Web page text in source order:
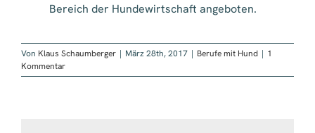
Bereich der Hundewirtschaft angeboten.
Von Klaus Schaumberger | März 28th, 2017 | Berufe mit Hund | 1
Kommentar